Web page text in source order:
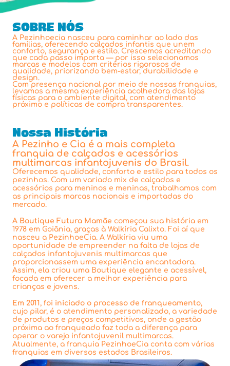
SOBRE NÓS
A Pezinhoecia nasceu para caminhar ao lado das
famílias, oferecendo calçados infantis que unem
conforto, segurança e estilo. Crescemos acreditando
que cada passo importa — por isso selecionamos
marcas e modelos com critérios rigorosos de
qualidade, priorizando bem-estar, durabilidade e
design.
Com presença nacional por meio de nossas franquias,
levamos a mesma experiência acolhedora das lojas
físicas para o ambiente digital, com atendimento
próximo e políticas de compra transparentes.
Nossa História
A Pezinho e Cia é a mais completa
franquia de calçados e acessórios
multimarcas infantojuvenis do Brasil.
Oferecemos qualidade, conforto e estilo para todos os
pezinhos. Com um variado mix de calçados e
acessórios para meninos e meninas, trabalhamos com
as principais marcas nacionais e importadas do
mercado.
A Boutique Futura Mamãe começou sua história em
1978 em Goiânia, graças à Walkíria Calixto. Foi aí que
nasceu a PezinhoeCia. A Walkíria viu uma
oportunidade de empreender na falta de lojas de
calçados infantojuvenis multimarcas que
proporcionassem uma experiência encantadora.
Assim, ela criou uma Boutique elegante e acessível,
focada em oferecer a melhor experiência para
crianças e jovens.
Em 2011, foi iniciado o processo de franqueamento,
cujo pilar, é o atendimento personalizado, a variedade
de produtos e preços competitivos, onde a gestão
próxima ao franqueado faz toda a diferença para
operar o varejo infantojuvenil multimarcas.
Atualmente, a franquia PezinhoeCia conta com várias
franquias em diversos estados Brasileiros.